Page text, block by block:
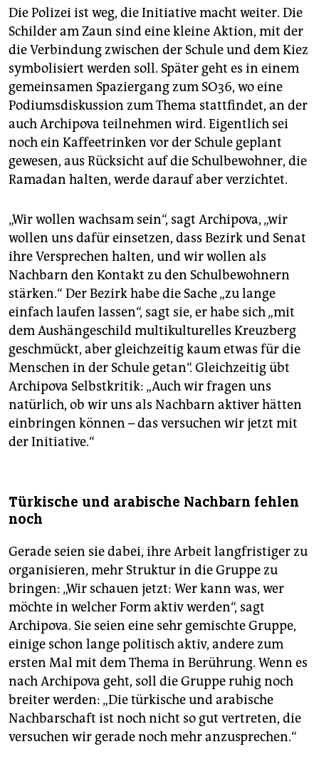
Die Polizei ist weg, die Initiative macht weiter. Die
Schilder am Zaun sind eine kleine Aktion, mit der
die Verbindung zwischen der Schule und dem Kiez
symbolisiert werden soll. Später geht es in einem
gemeinsamen Spaziergang zum SO36, wo eine
Podiumsdiskussion zum Thema stattfindet, an der
auch Archipova teilnehmen wird. Eigentlich sei
noch ein Kaffeetrinken vor der Schule geplant
gewesen, aus Rücksicht auf die Schulbewohner, die
Ramadan halten, werde darauf aber verzichtet.
„Wir wollen wachsam sein“, sagt Archipova, „wir
wollen uns dafür einsetzen, dass Bezirk und Senat
ihre Versprechen halten, und wir wollen als
Nachbarn den Kontakt zu den Schulbewohnern
stärken.“ Der Bezirk habe die Sache „zu lange
einfach laufen lassen“, sagt sie, er habe sich „mit
dem Aushängeschild multikulturelles Kreuzberg
geschmückt, aber gleichzeitig kaum etwas für die
Menschen in der Schule getan“. Gleichzeitig übt
Archipova Selbstkritik: „Auch wir fragen uns
natürlich, ob wir uns als Nachbarn aktiver hätten
einbringen können – das versuchen wir jetzt mit
der Initiative.“
Türkische und arabische Nachbarn fehlen
noch
Gerade seien sie dabei, ihre Arbeit langfristiger zu
organisieren, mehr Struktur in die Gruppe zu
bringen: „Wir schauen jetzt: Wer kann was, wer
möchte in welcher Form aktiv werden“, sagt
Archipova. Sie seien eine sehr gemischte Gruppe,
einige schon lange politisch aktiv, andere zum
ersten Mal mit dem Thema in Berührung. Wenn es
nach Archipova geht, soll die Gruppe ruhig noch
breiter werden: „Die türkische und arabische
Nachbarschaft ist noch nicht so gut vertreten, die
versuchen wir gerade noch mehr anzusprechen.“